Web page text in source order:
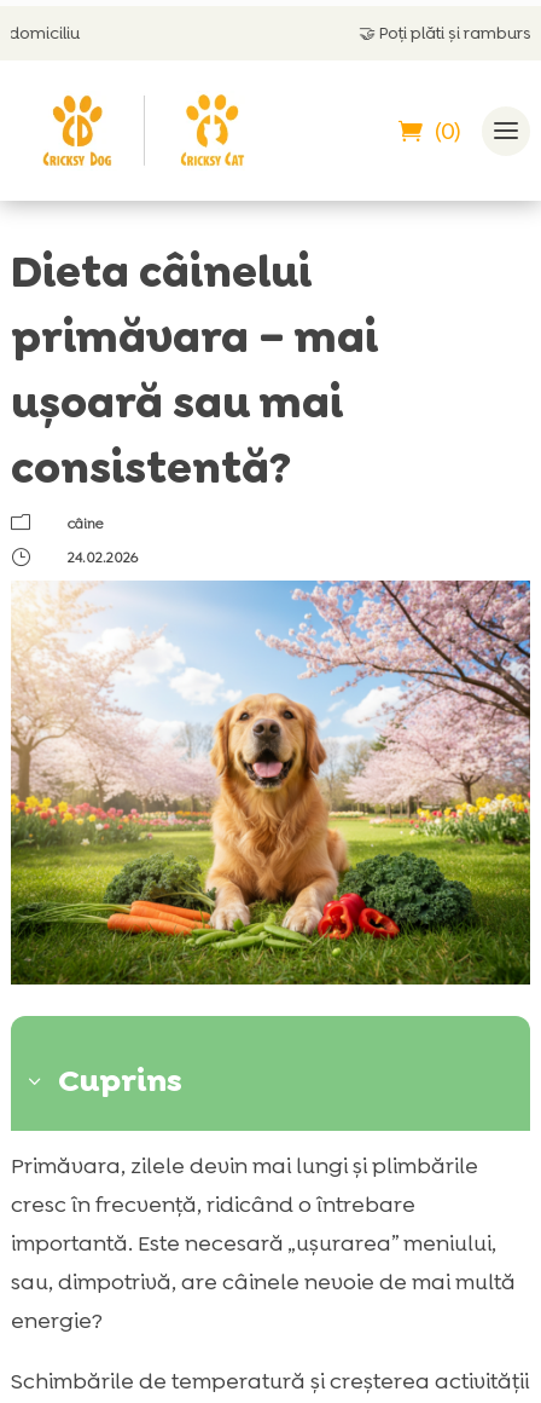
Poți plăti și ramburs
(0)
Dieta câinelui
primăvara – mai
ușoară sau mai
consistentă?
m
câine
}
24.02.2026
3 Cuprins
 De ce se schimbă nevoile nutriționale ale
câinelui primăvara
câine primăvară dietă: cum alegem între
hrană mai ușoară și hrană mai consistentă
Greutatea corporală după iarnă: evaluare
și obiective realiste

Activitatea fizică primăvara și ajustarea
Primăvara, zilele devin mai lungi și plimbările
cresc în frecvență, ridicând o întrebare
importantă. Este necesară „ușurarea” meniului,
sau, dimpotrivă, are câinele nevoie de mai multă
energie?
Schimbările de temperatură și creșterea activității